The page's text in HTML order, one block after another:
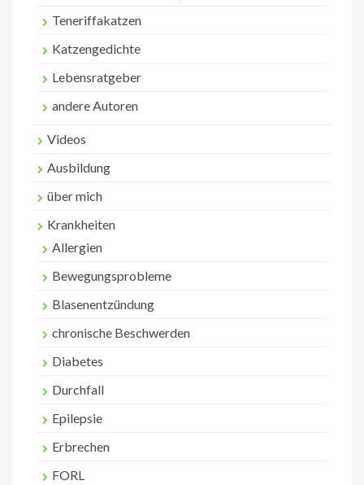
Teneriffakatzen
Katzengedichte
Lebensratgeber
andere Autoren
Videos
Ausbildung
über mich
Krankheiten
Allergien
Bewegungsprobleme
Blasenentzündung
chronische Beschwerden
Diabetes
Durchfall
Epilepsie
Erbrechen
FORL